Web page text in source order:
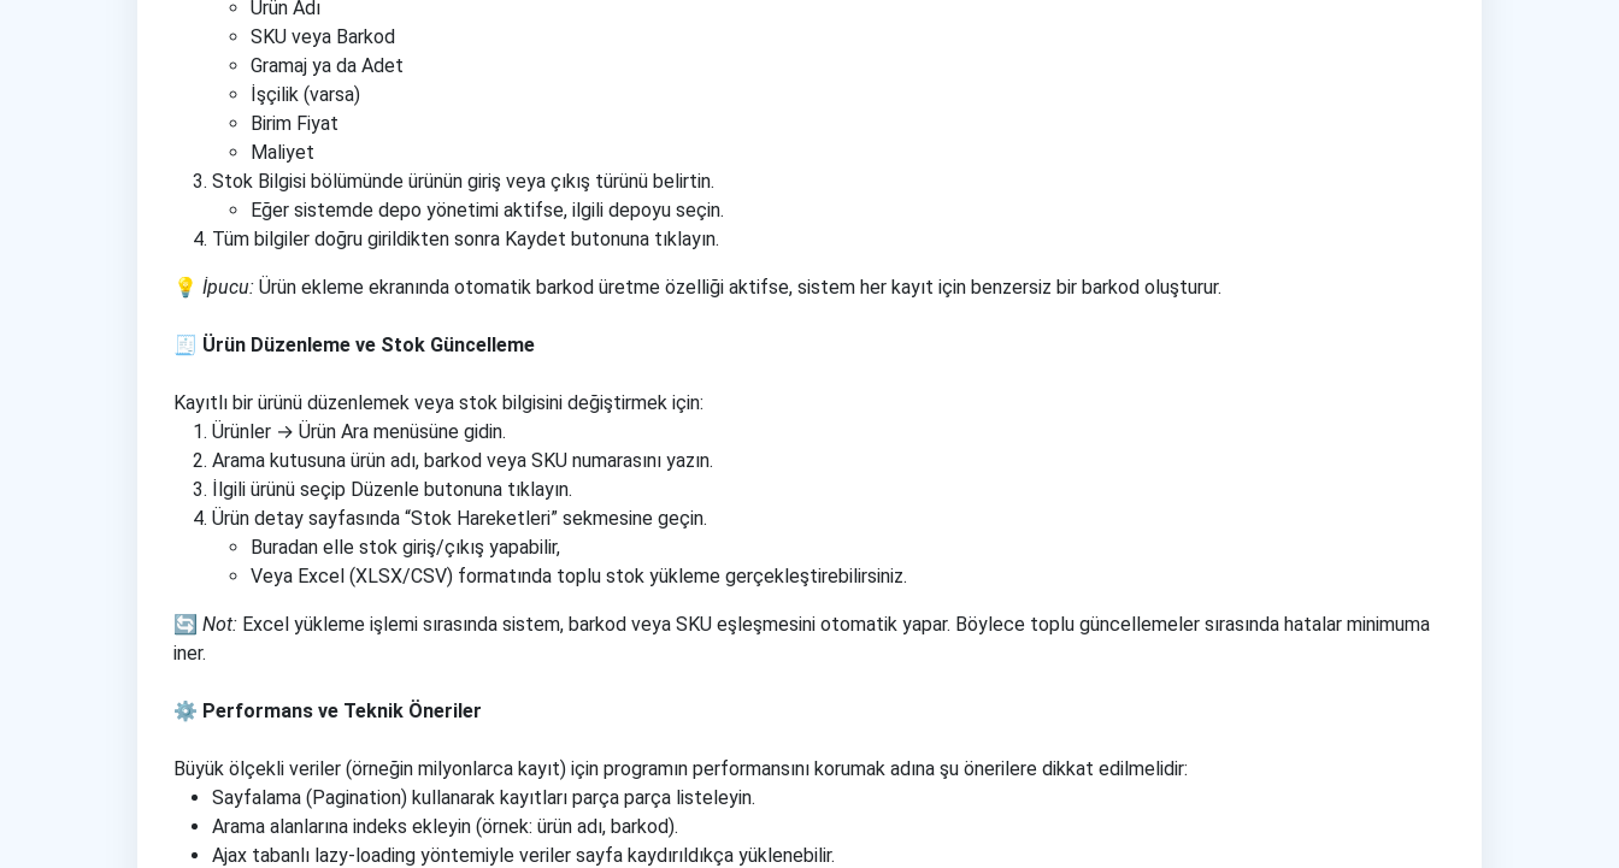
Ürün Adı
SKU veya Barkod
Gramaj ya da Adet
İşçilik (varsa)
Birim Fiyat
Maliyet
Stok Bilgisi bölümünde ürünün giriş veya çıkış türünü belirtin.
Eğer sistemde depo yönetimi aktifse, ilgili depoyu seçin.
Tüm bilgiler doğru girildikten sonra Kaydet butonuna tıklayın.
💡 İpucu: Ürün ekleme ekranında otomatik barkod üretme özelliği aktifse, sistem her kayıt için benzersiz bir barkod oluşturur.
🧾 Ürün Düzenleme ve Stok Güncelleme
Kayıtlı bir ürünü düzenlemek veya stok bilgisini değiştirmek için:
Ürünler → Ürün Ara menüsüne gidin.
Arama kutusuna ürün adı, barkod veya SKU numarasını yazın.
İlgili ürünü seçip Düzenle butonuna tıklayın.
Ürün detay sayfasında “Stok Hareketleri” sekmesine geçin.
Buradan elle stok giriş/çıkış yapabilir,
Veya Excel (XLSX/CSV) formatında toplu stok yükleme gerçekleştirebilirsiniz.
🔄 Not: Excel yükleme işlemi sırasında sistem, barkod veya SKU eşleşmesini otomatik yapar. Böylece toplu güncellemeler sırasında hatalar minimuma
iner.
⚙️ Performans ve Teknik Öneriler
Büyük ölçekli veriler (örneğin milyonlarca kayıt) için programın performansını korumak adına şu önerilere dikkat edilmelidir:
Sayfalama (Pagination) kullanarak kayıtları parça parça listeleyin.
Arama alanlarına indeks ekleyin (örnek: ürün adı, barkod).
Ajax tabanlı lazy-loading yöntemiyle veriler sayfa kaydırıldıkça yüklenebilir.